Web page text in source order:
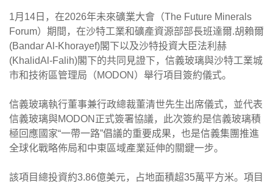
1月14日，在2026年未來礦業大會（The Future Minerals
Forum）期間，在沙特工業和礦產資源部部長班達爾.胡賴爾
(Bandar Al-Khorayef)閣下以及沙特投資大臣法利赫
(KhalidAl-Falih)閣下的共同見證下，信義玻璃與沙特工業城
市和技術區管理局（MODON）舉行項目簽約儀式。
信義玻璃執行董事兼行政總裁董清世先生出席儀式，並代表
信義玻璃與MODON正式簽署協議，此次簽約是信義玻璃積
極回應國家“一帶一路”倡議的重要成果，也是信義集團推進
全球化戰略佈局和中東區域產業延伸的關鍵一步。
該項目總投資約3.86億美元，占地面積超35萬平方米。項目